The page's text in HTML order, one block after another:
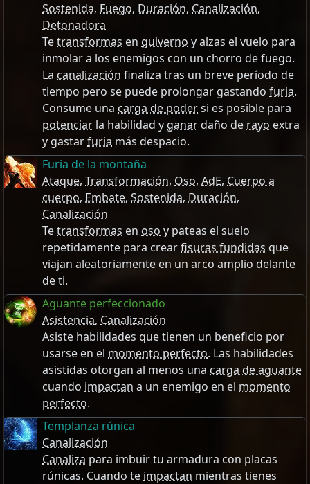
Sostenida, Fuego, Duración, Canalización,
Detonadora
Tetransformas en guiverno y alzas el vuelo para
inmolar a los enemigos con un chorro de fuego.
La canalización finaliza tras un breve período de
tiempo pero se puede prolongar gastando furia.
Consume una carga de podersi es posible para
potenciar la habilidad y ganardaño de rayo extra
y gastarfuria más despacio.
Furia de la montaña
Ataque, Transformación, Oso, AdE, Cuerpo a
cuerpo, Embate, Sostenida, Duración,
Canalización
Tetransformas en oso y pateas el suelo
repetidamente para crearfisuras fundidas que
viajan aleatoriamente en un arco amplio delante
de ti.
Aguante perfeccionado
Asistencia, Canalización
Asiste habilidades que tienen un beneficio por
usarse en el momento perfecto. Las habilidades
asistidas otorgan al menos una carga de aguante
cuando impactan a un enemigo en el momento
perfecto.
Templanza rúnica
Canalización
Canaliza para imbuir tu armadura con placas
rúnicas. Cuando te impactan mientras tienes